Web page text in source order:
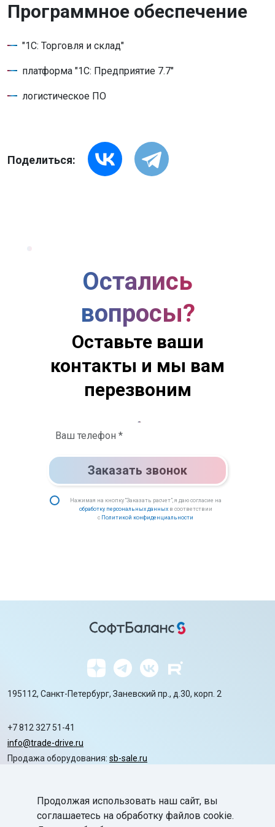
Программное обеспечение
"1С: Торговля и склад"
платформа "1С: Предприятие 7.7"
логистическое ПО
Поделиться:
Остались
вопросы?
Оставьте ваши
контакты и мы вам
перезвоним
Заказать звонок
Нажимая на кнопку “Заказать расчет”, я даю согласие на
обработку персональных данныхв соответствии
с Политикой конфиденциальности
195112, Санкт-Петербург, Заневский пр., д.30, корп. 2
+7 812 327 51-41
info@trade-drive.ru
Продажа оборудования: sb-sale.ru
Автоматизацияchevron_right
Продолжая использовать наш сайт, вы
соглашаетесь на обработку файлов cookie.